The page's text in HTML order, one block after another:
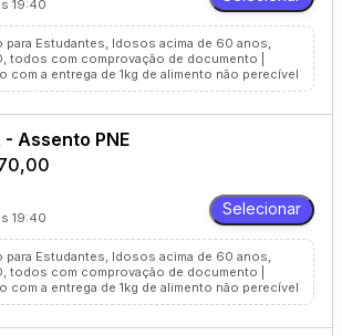
19:40
para Estudantes, Idosos acima de 60 anos,
todos com comprovação de documento |
com a entrega de 1kg de alimento não perecível
Assento PNE
19:40
Selecionar
para Estudantes, Idosos acima de 60 anos,
todos com comprovação de documento |
com a entrega de 1kg de alimento não perecível